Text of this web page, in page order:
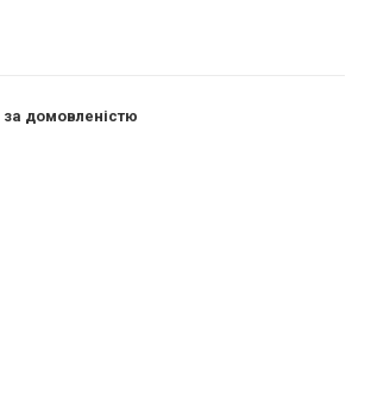
за домовленістю